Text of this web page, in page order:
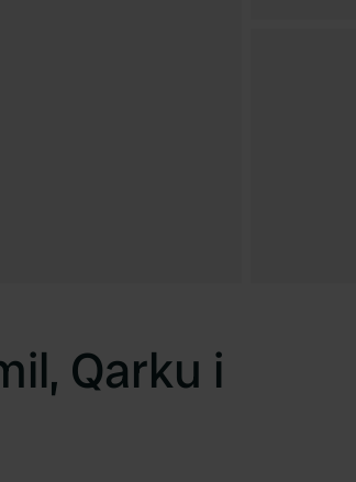
Qarku i